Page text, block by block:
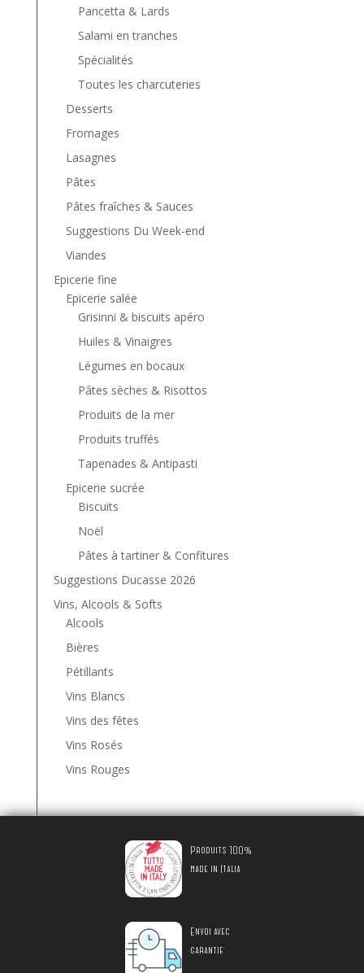
Pancetta & Lards
Salami en tranches
Spécialités
Toutes les charcuteries
Desserts
Fromages
Lasagnes
Pâtes
Pâtes fraîches & Sauces
Suggestions Du Week-end
Viandes
Epicerie fine
Epicerie salée
Grisinni & biscuits apéro
Huiles & Vinaigres
Légumes en bocaux
Pâtes sèches & Risottos
Produits de la mer
Produits truffés
Tapenades & Antipasti
Epicerie sucrée
Biscuits
Noël
Pâtes à tartiner & Confitures
Suggestions Ducasse 2026
Vins, Alcools & Softs
Alcools
Bières
Pétillants
Vins Blancs
Vins des fêtes
Vins Rosés
Vins Rouges
Produits 100%
made in Italia
Envoi avec
garantie